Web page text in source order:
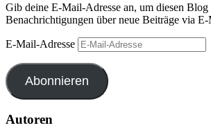
Gib deine E-Mail-Adresse an, um diesen Blog
Benachrichtigungen über neue Beiträge via
E-Mail-Adresse
Abonnieren
Autoren